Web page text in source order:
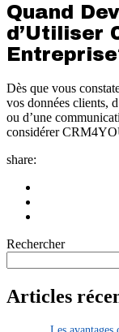
Quand
d’Utiliser
Dès que vous
vos données clients,
ou d’une
considérer
share:
Rechercher
Articles